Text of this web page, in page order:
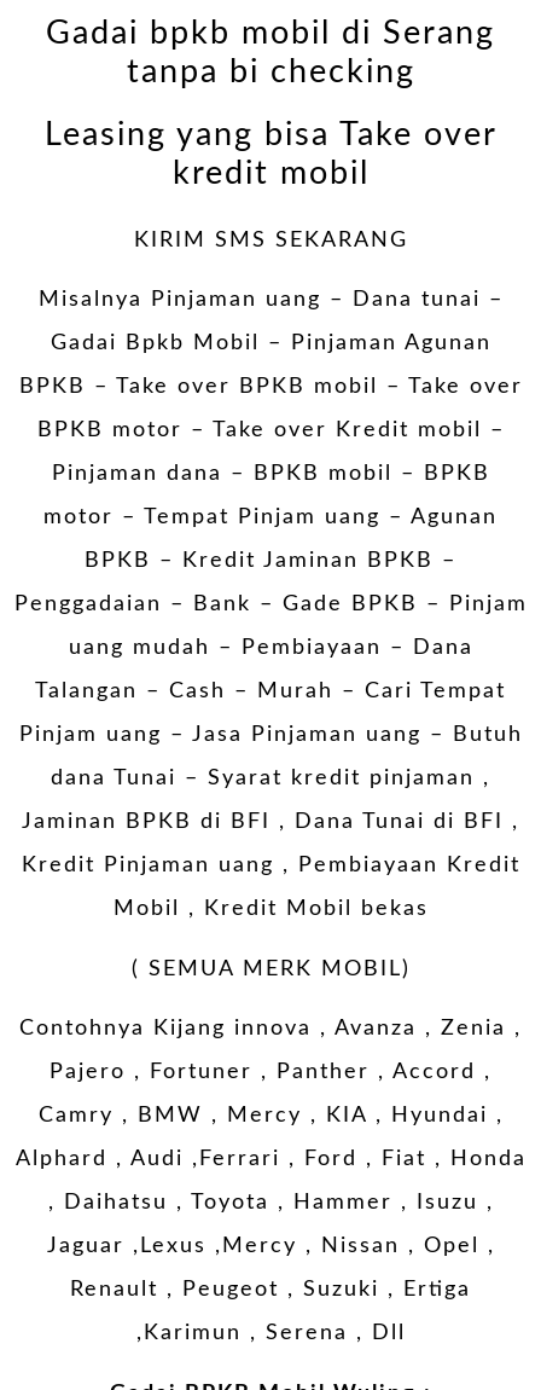
Gadai bpkb mobil di Serang
tanpa bi checking
Leasing yang bisa Take over
kredit mobil
KIRIM SMS SEKARANG
Misalnya Pinjaman uang – Dana tunai –
Gadai Bpkb Mobil
– Pinjaman Agunan
BPKB – Take over BPKB mobil – Take over
BPKB motor – Take over Kredit mobil –
Pinjaman dana – BPKB mobil – BPKB
motor – Tempat Pinjam uang – Agunan
BPKB – Kredit Jaminan BPKB –
Penggadaian – Bank – Gade BPKB – Pinjam
uang mudah – Pembiayaan – Dana
Talangan – Cash – Murah – Cari Tempat
Pinjam uang – Jasa Pinjaman uang – Butuh
dana Tunai – Syarat kredit pinjaman ,
Jaminan BPKB di BFI , Dana Tunai di BFI ,
Kredit Pinjaman uang , Pembiayaan Kredit
Mobil , Kredit Mobil bekas
( SEMUA MERK MOBIL)
Contohnya Kijang innova , Avanza , Zenia ,
Pajero , Fortuner , Panther , Accord ,
Camry , BMW , Mercy , KIA , Hyundai ,
Alphard , Audi ,Ferrari , Ford , Fiat , Honda
, Daihatsu , Toyota , Hammer , Isuzu ,
Jaguar ,Lexus ,Mercy , Nissan , Opel ,
Renault , Peugeot , Suzuki , Ertiga
,Karimun , Serena , Dll